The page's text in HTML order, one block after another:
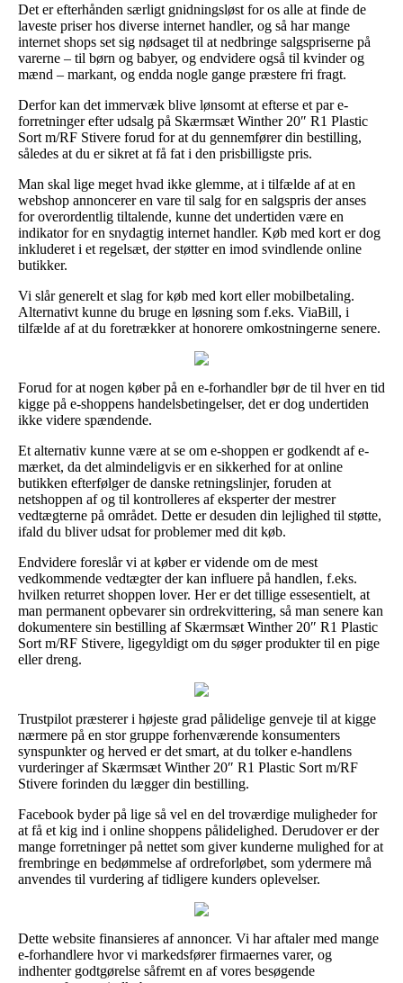
Det er efterhånden særligt gnidningsløst for os alle at finde de
laveste priser hos diverse internet handler, og så har mange
internet shops set sig nødsaget til at nedbringe salgspriserne på
varerne – til børn og babyer, og endvidere også til kvinder og
mænd – markant, og endda nogle gange præstere fri fragt.
Derfor kan det immervæk blive lønsomt at efterse et par e-
forretninger efter udsalg på Skærmsæt Winther 20″ R1 Plastic
Sort m/RF Stivere forud for at du gennemfører din bestilling,
således at du er sikret at få fat i den prisbilligste pris.
Man skal lige meget hvad ikke glemme, at i tilfælde af at en
webshop annoncerer en vare til salg for en salgspris der anses
for overordentlig tiltalende, kunne det undertiden være en
indikator for en snydagtig internet handler. Køb med kort er dog
inkluderet i et regelsæt, der støtter en imod svindlende online
butikker.
Vi slår generelt et slag for køb med kort eller mobilbetaling.
Alternativt kunne du bruge en løsning som f.eks. ViaBill, i
tilfælde af at du foretrækker at honorere omkostningerne senere.
Forud for at nogen køber på en e-forhandler bør de til hver en tid
kigge på e-shoppens handelsbetingelser, det er dog undertiden
ikke videre spændende.
Et alternativ kunne være at se om e-shoppen er godkendt af e-
mærket, da det almindeligvis er en sikkerhed for at online
butikken efterfølger de danske retningslinjer, foruden at
netshoppen af og til kontrolleres af eksperter der mestrer
vedtægterne på området. Dette er desuden din lejlighed til støtte,
ifald du bliver udsat for problemer med dit køb.
Endvidere foreslår vi at køber er vidende om de mest
vedkommende vedtægter der kan influere på handlen, f.eks.
hvilken returret shoppen lover. Her er det tillige essesentielt, at
man permanent opbevarer sin ordrekvittering, så man senere kan
dokumentere sin bestilling af Skærmsæt Winther 20″ R1 Plastic
Sort m/RF Stivere, ligegyldigt om du søger produkter til en pige
eller dreng.
Trustpilot præsterer i højeste grad pålidelige genveje til at kigge
nærmere på en stor gruppe forhenværende konsumenters
synspunkter og herved er det smart, at du tolker e-handlens
vurderinger af Skærmsæt Winther 20″ R1 Plastic Sort m/RF
Stivere forinden du lægger din bestilling.
Facebook byder på lige så vel en del troværdige muligheder for
at få et kig ind i online shoppens pålidelighed. Derudover er der
mange forretninger på nettet som giver kunderne mulighed for at
frembringe en bedømmelse af ordreforløbet, som ydermere må
anvendes til vurdering af tidligere kunders oplevelser.
Dette website finansieres af annoncer. Vi har aftaler med mange
e-forhandlere hvor vi markedsfører firmaernes varer, og
indhenter godtgørelse såfremt en af vores besøgende